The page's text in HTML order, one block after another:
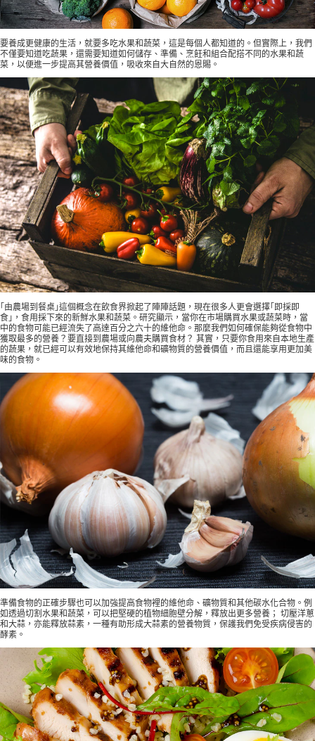
要養成更健康的生活，就要多吃水果和蔬菜，這是每個人都知道的。但實際上，我們
不僅要知道吃蔬果，還需要知道如何儲存、準備、烹飪和組合配搭不同的水果和蔬
菜，以便進一步提高其營養價值，吸收來自大自然的恩賜。
｢由農場到餐桌｣這個概念在飲食界掀起了陣陣話題，現在很多人更會選擇｢即採即
食｣，食用採下來的新鮮水果和蔬菜。研究顯示，當你在市場購買水果或蔬菜時，當
中的食物可能已經流失了高達百分之六十的維他命。那麼我們如何確保能夠從食物中
獲取最多的營養？要直接到農場或向農夫購買食材？ 其實，只要你食用來自本地生產
的蔬果，就已經可以有效地保持其維他命和礦物質的營養價值，而且還能享用更加美
味的食物。
準備食物的正確步驟也可以加強提高食物裡的維他命、礦物質和其他碳水化合物。例
如透過切割水果和蔬菜，可以把堅硬的植物細胞壁分解，釋放出更多營養； 切壓洋蔥
和大蒜，亦能釋放蒜素，一種有助形成大蒜素的營養物質，保護我們免受疾病侵害的
酵素。